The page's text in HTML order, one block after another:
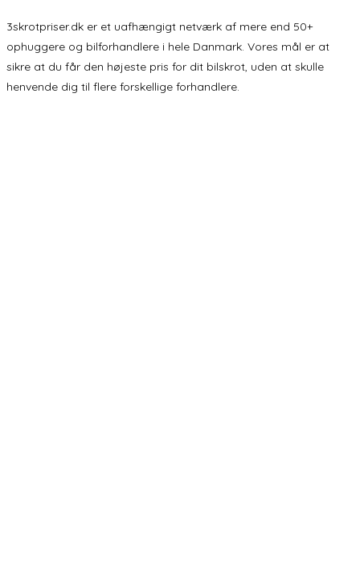
3skrotpriser.dk er et uafhængigt netværk af mere end 50+
ophuggere og bilforhandlere i hele Danmark. Vores mål er at
sikre at du får den højeste pris for dit bilskrot, uden at skulle
henvende dig til flere forskellige forhandlere.